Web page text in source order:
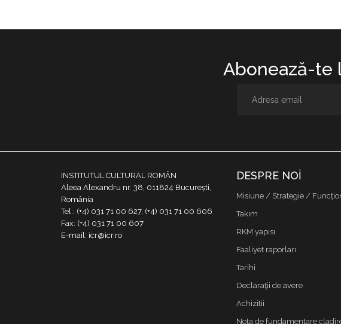
Abonează-te
INSTITUTUL CULTURAL ROMÂN
Aleea Alexandru nr. 38, 011824 București,
România
Tel.: (+4) 031 71 00 627, (+4) 031 71 00 606
Fax: (+4) 031 71 00 607
E-mail: icr@icr.ro
DESPRE NOI
Misiune / Strategie /
Takım
RKM yapısı
Faaliyet raporları
Tarihi
Declaraţii de avere
Achizitii
Nota de fundamentare